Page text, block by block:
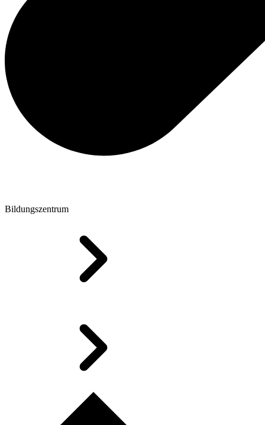
Bildungszentrum